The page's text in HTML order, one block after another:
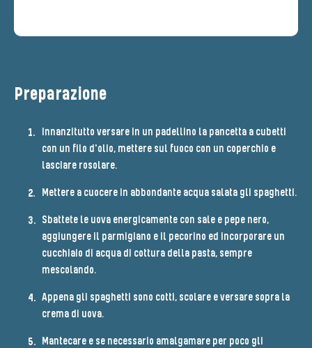
Preparazione
Innanzitutto versare in un padellino la pancetta a cubetti
con un filo d'olio, mettere sul fuoco con un coperchio e
lasciare rosolare.
Mettere a cuocere in abbondante acqua salata gli spaghetti.
Sbattete le uova energicamente con sale e pepe nero,
aggiungere il parmigiano e il pecorino ed incorporare un
cucchiaio di acqua di cottura della pasta, sempre
mescolando.
Appena gli spaghetti sono cotti, scolare e versare sopra la
crema di uova.
Mantecare e se necessario amalgamare per poco gli